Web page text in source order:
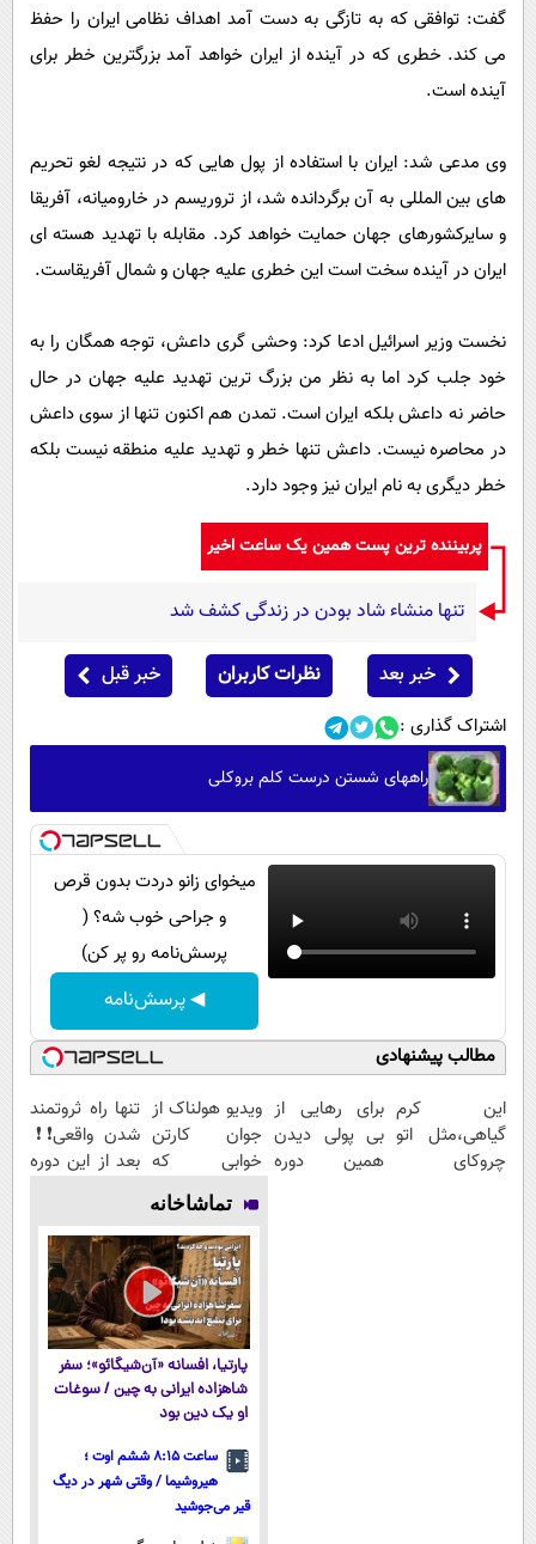
گفت: توافقی که به تازگی به دست آمد اهداف نظامی ایران را حفظ
می کند. خطری که در آینده از ایران خواهد آمد بزرگترین خطر برای
آینده است.
وی مدعی شد: ایران با استفاده از پول هایی که در نتیجه لغو تحریم
های بین المللی به آن برگردانده شد، از تروریسم در خارومیانه، آفریقا
و سایرکشورهای جهان حمایت خواهد کرد. مقابله با تهدید هسته ای
ایران در آینده سخت است این خطری علیه جهان و شمال آفریقاست.
نخست وزیر اسرائیل ادعا کرد: وحشی گری داعش، توجه همگان را به
خود جلب کرد اما به نظر من بزرگ ترین تهدید علیه جهان در حال
حاضر نه داعش بلکه ایران است. تمدن هم اکنون تنها از سوی داعش
در محاصره نیست. داعش تنها خطر و تهدید علیه منطقه نیست بلکه
خطر دیگری به نام ایران نیز وجود دارد.
پربیننده ترین پست همین یک ساعت اخیر
تنها منشاء شاد بودن در زندگی کشف شد
خبر بعد نظرات کاربران خبر قبل
اشتراک گذاری :
راههای شستن درست کلم بروکلی
میخوای زانو دردت بدون قرص
و جراحی خوب شه؟ (
پرسش‌نامه رو پر کن)
◀ پرسش‌نامه
مطالب پیشنهادی
این کرم
گیاهی،مثل اتو
چروکای
برای رهایی از
بی پولی دیدن
همین دوره
ویدیو هولناک از
جوان کارتن
خوابی که
میلیاردر شد.
آموزش رایگان
تنها راه ثروتمند
شدن واقعی❗❗
بعد از این دوره
تماشاخانه
پارتیا، افسانه «آن‌شیگائو»؛ سفر
شاهزاده ایرانی به چین / سوغات
او یک دین بود
ساعت ۸:۱۵ ششم اوت ؛
هیروشیما / وقتی شهر در دیگ
قیر می‌جوشید